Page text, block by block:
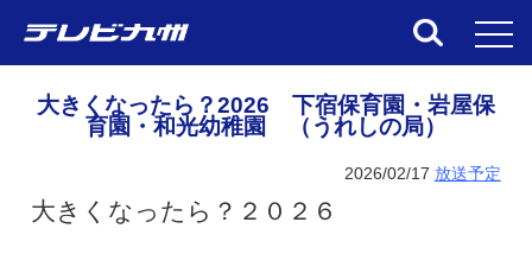
大きくなったら？2026 下宿保育園・岩屋保
育園・和光幼稚園 （うれしの局）
2026/02/17 放送予定
大きくなったら？２０２６